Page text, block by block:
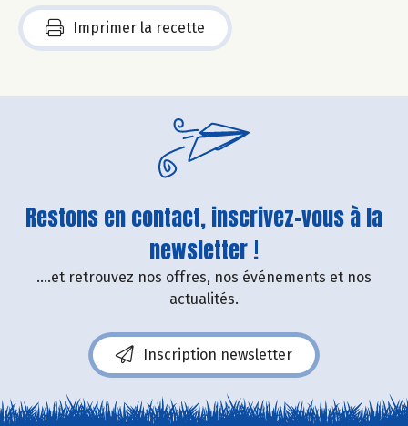
Imprimer la recette
Restons en contact, inscrivez-vous à la
newsletter !
....et retrouvez nos offres, nos événements et nos
actualités.
Inscription newsletter